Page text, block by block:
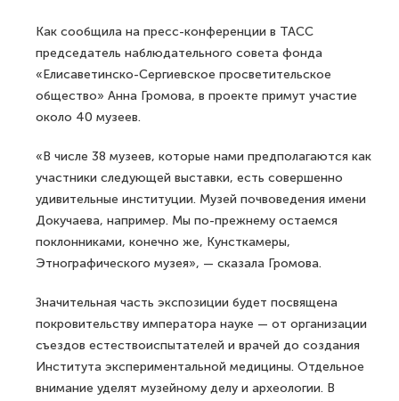
Как сообщила на пресс-конференции в ТАСС
председатель наблюдательного совета фонда
«Елисаветинско-Сергиевское просветительское
общество» Анна Громова, в проекте примут участие
около 40 музеев.
«В числе 38 музеев, которые нами предполагаются как
участники следующей выставки, есть совершенно
удивительные институции. Музей почвоведения имени
Докучаева, например. Мы по-прежнему остаемся
поклонниками, конечно же, Кунсткамеры,
Этнографического музея», — сказала Громова.
Значительная часть экспозиции будет посвящена
покровительству императора науке — от организации
съездов естествоиспытателей и врачей до создания
Института экспериментальной медицины. Отдельное
внимание уделят музейному делу и археологии. В